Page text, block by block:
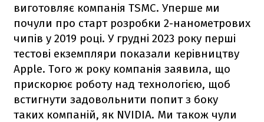
виготовляє компанія TSMC. Уперше ми
почули про старт розробки 2-нанометрових
чипів у 2019 році. У грудні 2023 року перші
тестові екземпляри показали керівництву
Apple. Того ж року компанія заявила, що
прискорює роботу над технологією, щоб
встигнути задовольнити попит з боку
таких компаній, як NVIDIA. Ми також чули